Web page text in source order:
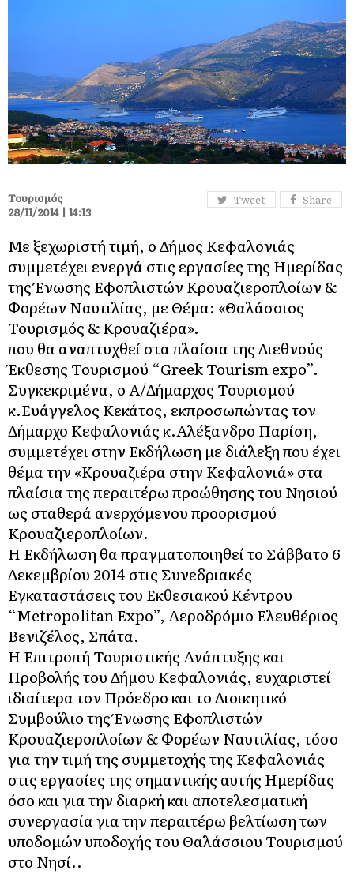
Tweet Share
Τουρισμός
28/11/2014 | 14:13
Με ξεχωριστή τιμή, ο Δήμος Κεφαλονιάς
συμμετέχει ενεργά στις εργασίες της Ημερίδας
της Ένωσης Εφοπλιστών Κρουαζιεροπλοίων &
Φορέων Ναυτιλίας, με Θέμα: «Θαλάσσιος
Τουρισμός & Κρουαζιέρα».
που θα αναπτυχθεί στα πλαίσια της Διεθνούς
Έκθεσης Τουρισμού “Greek Tourism expo”.
Συγκεκριμένα, ο Α/Δήμαρχος Τουρισμού
κ.Ευάγγελος Κεκάτος, εκπροσωπώντας τον
Δήμαρχο Κεφαλονιάς κ.Αλέξανδρο Παρίση,
συμμετέχει στην Εκδήλωση με διάλεξη που έχει
θέμα την «Κρουαζιέρα στην Κεφαλονιά» στα
πλαίσια της περαιτέρω προώθησης του Νησιού
ως σταθερά ανερχόμενου προορισμού
Κρουαζιεροπλοίων.
Η Εκδήλωση θα πραγματοποιηθεί το Σάββατο 6
Δεκεμβρίου 2014 στις Συνεδριακές
Εγκαταστάσεις του Εκθεσιακού Κέντρου
“Metropolitan Expo”, Αεροδρόμιο Ελευθέριος
Βενιζέλος, Σπάτα.
Η Επιτροπή Τουριστικής Ανάπτυξης και
Προβολής του Δήμου Κεφαλονιάς, ευχαριστεί
ιδιαίτερα τον Πρόεδρο και το Διοικητικό
Συμβούλιο της Ένωσης Εφοπλιστών
Κρουαζιεροπλοίων & Φορέων Ναυτιλίας, τόσο
για την τιμή της συμμετοχής της Κεφαλονιάς
στις εργασίες της σημαντικής αυτής Ημερίδας
όσο και για την διαρκή και αποτελεσματική
συνεργασία για την περαιτέρω βελτίωση των
υποδομών υποδοχής του Θαλάσσιου Τουρισμού
στο Νησί..